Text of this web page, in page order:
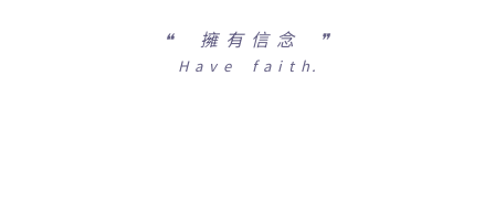
❝ 擁 有 信 念 ❞
H a v e f a i t h.